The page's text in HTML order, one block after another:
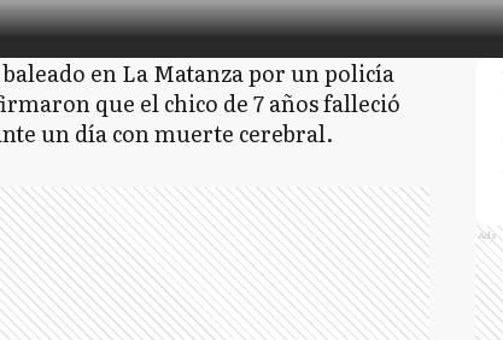
en La Matanza por un policía
que el chico de 7 años falleció
un día con muerte cerebral.
Ads